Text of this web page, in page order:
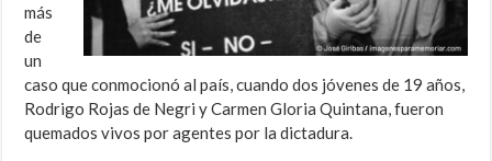
más
de
un
caso que conmocionó al país, cuando dos jóvenes de 19 años,
Rodrigo Rojas de Negri y Carmen Gloria Quintana, fueron
quemados vivos por agentes por la dictadura.